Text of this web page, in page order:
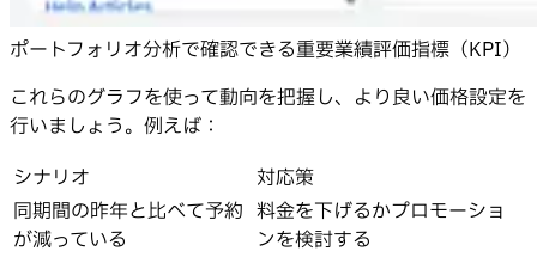
ポートフォリオ分析で確認できる重要業績評価指標（KPI）
これらのグラフを使って動向を把握し、より良い価格設定を
行いましょう。例えば：
シナリオ
対応策
同期間の昨年と比べて予約
が減っている
料金を下げるかプロモーショ
ンを検討する